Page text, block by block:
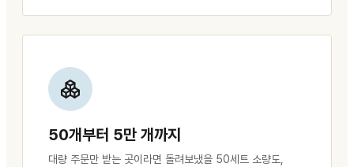
50개부터 5만 개까지
대량 주문만 받는 곳이라면 돌려보냈을 50세트 소량도,